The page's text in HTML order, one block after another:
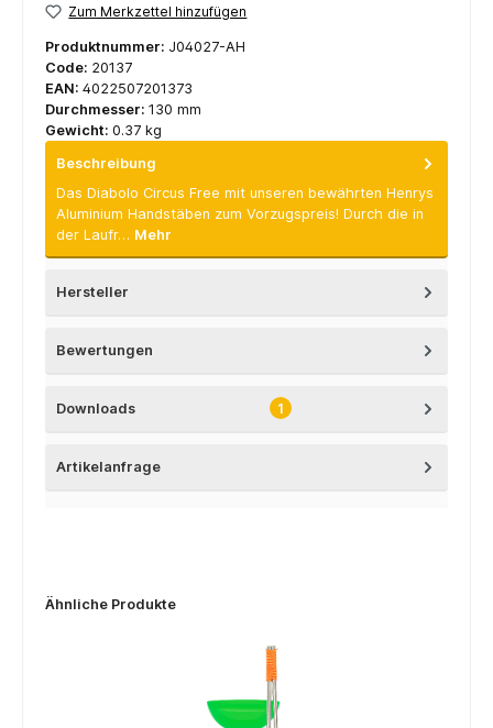
Zum Merkzettel hinzufügen
Produktnummer: J04027-AH
Code: 20137
EAN: 4022507201373
Durchmesser: 130 mm
Gewicht: 0.37 kg
Beschreibung
Das Diabolo Circus Free mit unseren bewährten Henrys
Aluminium Handstäben zum Vorzugspreis! Durch die in
der Laufr… Mehr
Hersteller
Bewertungen
Downloads 1
Artikelanfrage
Ähnliche Produkte